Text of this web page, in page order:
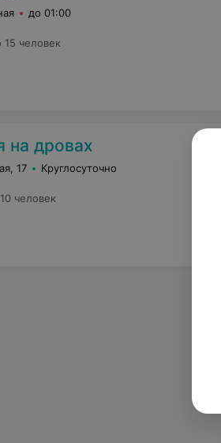
до 01:00
15 человек
на дровах
17 Круглосуточно
человек